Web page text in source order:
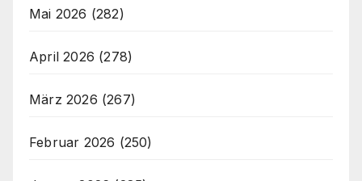
Mai 2026 (282)
April 2026 (278)
März 2026 (267)
Februar 2026 (250)